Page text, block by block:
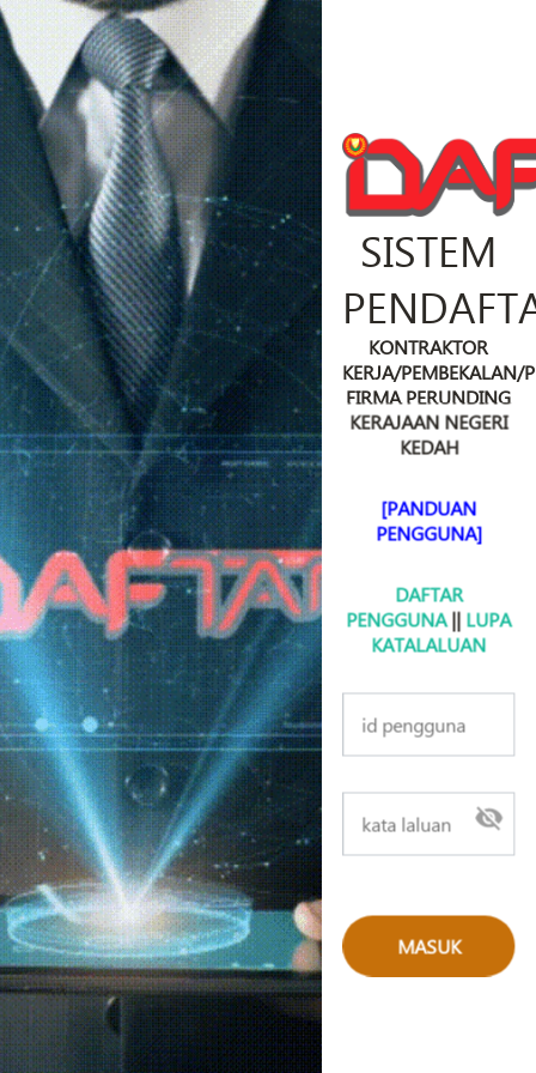
SISTEM
KONTRAKTOR
KERJA/PEMBEKALAN/
FIRMA PERUNDING
KERAJAAN NEGERI
KEDAH
[PANDUAN
PENGGUNA]
DAFTAR
PENGGUNA|| LUPA
KATALALUAN